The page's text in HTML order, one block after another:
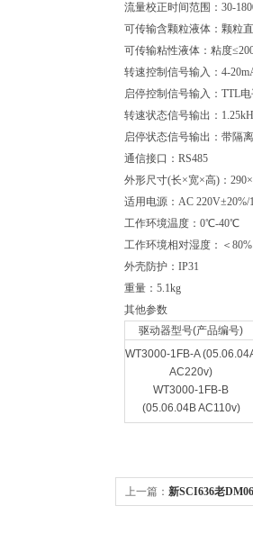
流量校正时间范围：30-
可传输含颗粒液体：颗粒
可传输粘性液体：粘度
转速控制信号输入：4-
启停控制信号输入：TTL
转速状态信号输出：
启停状态信号输出：带隔
通信接口：RS485
外形尺寸(长×宽×高)：
适用电源：AC 220V±20%/
工作环境温度：0℃-40℃
工作环境相对湿度：＜80%
外壳防护：IP31
重量：5.1kg
其他参数
驱动器型号(产品编号)
WT3000-1FB-A
AC220v)
WT3000-1FB-B
(05.06.04B AC110v)
上一篇： 新SCI636老